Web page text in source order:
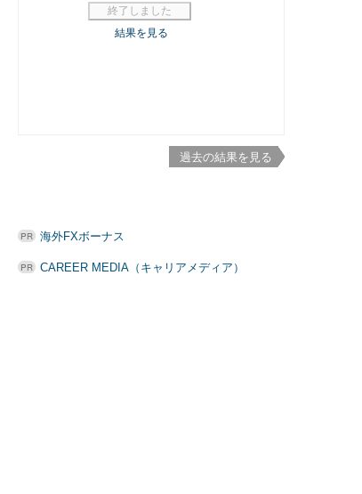
過去の結果を見る
海外FXボーナス
CAREER MEDIA（キャリアメディア）